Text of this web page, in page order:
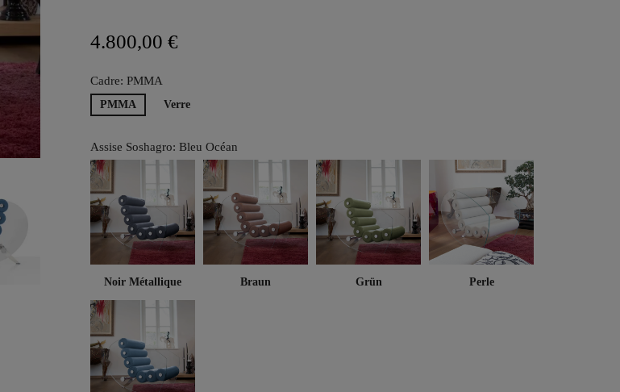
4.800,00 €
Cadre: PMMA
PMMA Verre
Assise Soshagro: Bleu Océan
Noir Métallique Braun Grün Perle